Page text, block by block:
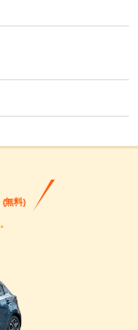
(無料)